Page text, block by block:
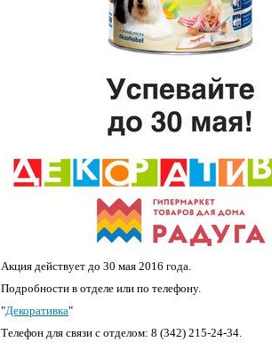
Акция действует до 30 мая 2016 года.
Подробности в отделе или по телефону.
"Декоративка"
Телефон для связи с отделом: 8 (342) 215-24-34.